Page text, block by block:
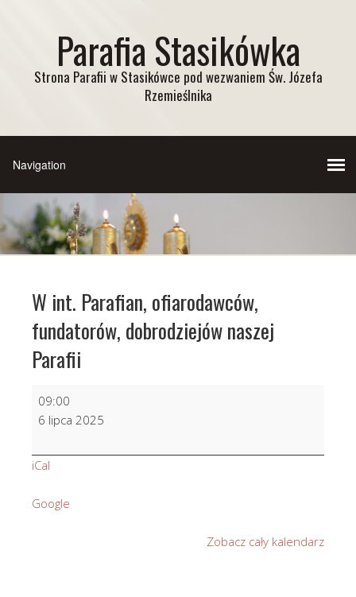
Parafia Stasikówka
Strona Parafii w Stasikówce pod wezwaniem Św. Józefa
Rzemieślnika
W int. Parafian, ofiarodawców,
fundatorów, dobrodziejów naszej
Parafii
W
int.
Parafian,
fundatorów,
naszej
09:00
6 lipca 2025
iCal
Google
Zobacz cały kalendarz